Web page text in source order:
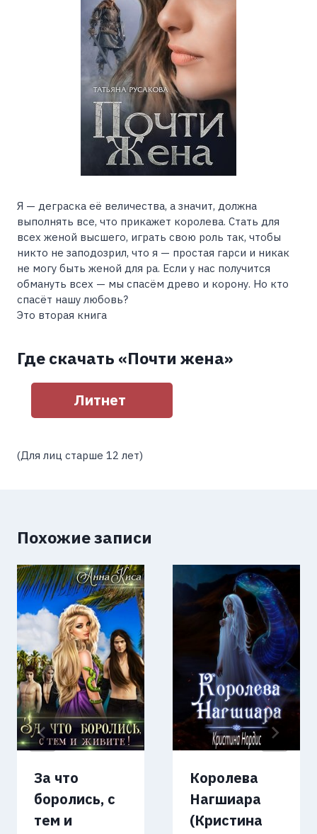
Я — деграска её величества, а значит, должна
выполнять все, что прикажет королева. Стать для
всех женой высшего, играть свою роль так, чтобы
никто не заподозрил, что я — простая гарси и никак
не могу быть женой для ра. Если у нас получится
обмануть всех — мы спасём древо и корону. Но кто
спасёт нашу любовь?
Это вторая книга
Где скачать «Почти жена»
Литнет
(Для лиц старше 12 лет)
Похожие записи
За что
боролись, с
тем и
Королева
Нагшиара
(Кристина